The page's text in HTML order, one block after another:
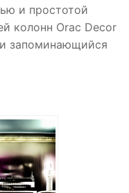
и простотой
колонн Orac Decor
запоминающийся